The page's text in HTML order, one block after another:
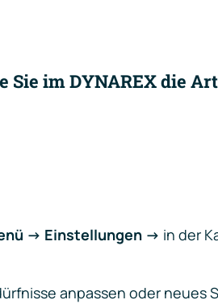
im DYNAREX die
-> Einstellungen -> in der
anpassen oder neues